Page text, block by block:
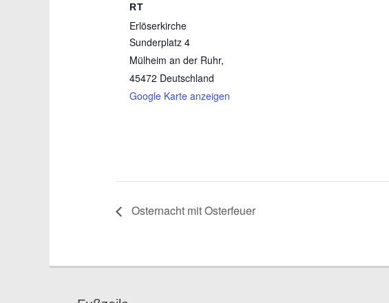
RT
Erlöserkirche
Sunderplatz 4
Mülheim an der Ruhr,
45472 Deutschland
Google Karte anzeigen
Osternacht mit Osterfeuer